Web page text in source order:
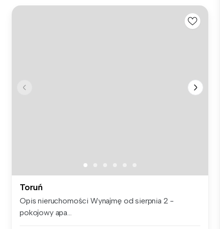
Toruń
Opis nieruchomości Wynajmę od sierpnia 2 -
pokojowy apa...